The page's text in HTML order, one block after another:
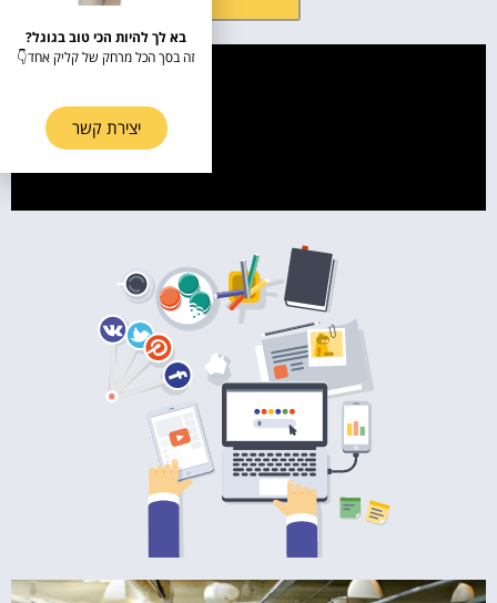
בא לך להיות הכי טוב בגוגל?
זה בסך הכל מרחק של קליק אחד👇
יצירת קשר